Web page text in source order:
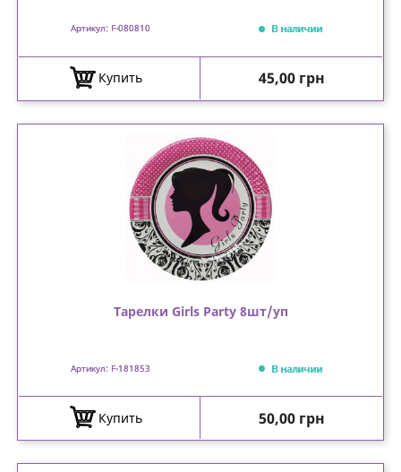
Артикул: F-080810 В наличии
Купить Цена
45,00 грн
Тарелки Girls Party 8шт/уп
Артикул: F-181853 В наличии
Купить Цена
50,00 грн